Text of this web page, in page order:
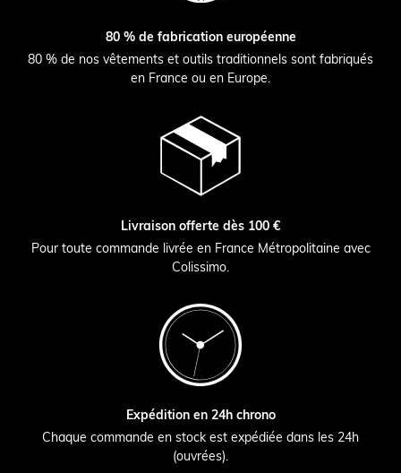
80 % de fabrication européenne
80 % de nos vêtements et outils traditionnels sont fabriqués
en France ou en Europe.
Livraison offerte dès 100 €
Pour toute commande livrée en France Métropolitaine avec
Colissimo.
Expédition en 24h chrono
Chaque commande en stock est expédiée dans les 24h
(ouvrées).